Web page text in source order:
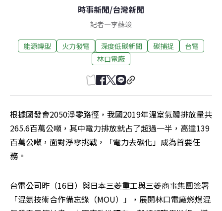
時事新聞/台灣新聞
記者—李蘇竣
能源轉型 火力發電 深度低碳新聞 碳捕捉
台電
林口電廠
根據國發會2050淨零路徑，我國2019年溫室氣體排放量共
265.6百萬公噸，其中電力排放就占了超過一半，高達139
百萬公噸，面對淨零挑戰，「電力去碳化」成為首要任
務。
台電公司昨（16日）與日本三菱重工與三菱商事集團簽署
「混氨技術合作備忘錄（MOU）」，展開林口電廠燃煤混